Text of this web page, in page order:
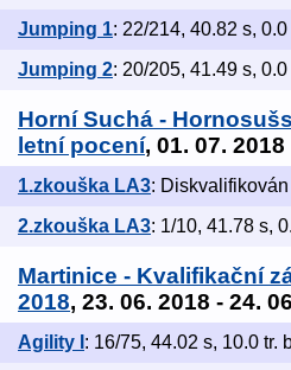
Jumping 1: 22/214, 40.82 s,
Jumping 2: 20/205, 41.49 s,
Horní Suchá -
letní pocení, 01. 07. 2018
1.zkouška LA3: Diskvalifikován
2.zkouška LA3: 1/10, 41.78 s,
Martinice - Kvalifikační
2018, 23. 06. 2018 - 24.
Agility I : 16/75, 44.02 s, 10.0 tr.